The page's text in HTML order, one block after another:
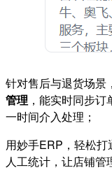
针对售后与退货场景
管理 ，能实时同步
一时间介入处理；
用妙手ERP，轻松
人工统计，让店铺管